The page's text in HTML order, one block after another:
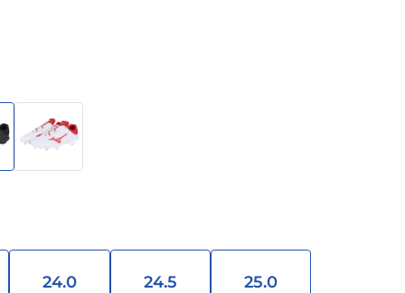
24.0 24.5 25.0